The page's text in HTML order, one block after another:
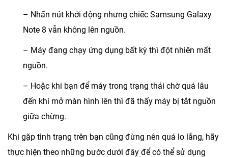
– Nhấn nút khởi động nhưng chiếc Samsung Galaxy
Note 8 vẫn không lên nguồn.
– Máy đang chạy ứng dụng bất kỳ thì đột nhiên mất
nguồn.
– Hoặc khi bạn để máy trong trạng thái chờ quá lâu
đến khi mở màn hình lên thì đã thấy máy bị tắt nguồn
giữa chừng.
Khi gặp tình trạng trên bạn cũng đừng nên quá lo lắng, hãy
thực hiện theo những bước dưới đây để có thể sử dụng